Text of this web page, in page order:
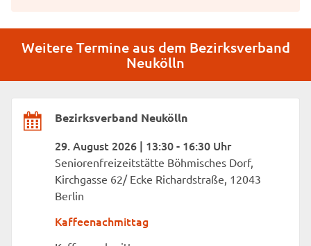
Weitere Termine aus dem Bezirksverband
Neukölln
Bezirksverband Neukölln
29. August 2026 | 13:30 - 16:30 Uhr
Seniorenfreizeitstätte Böhmisches Dorf,
Kirchgasse 62/ Ecke Richardstraße, 12043
Berlin
Kaffeenachmittag